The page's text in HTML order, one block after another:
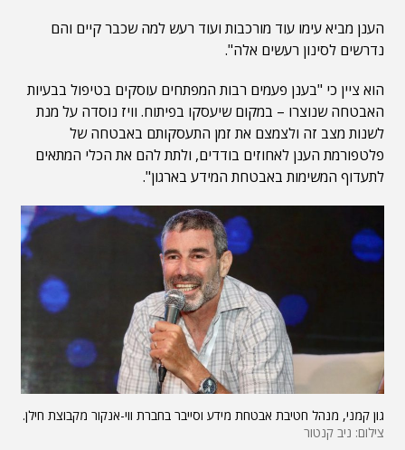
הענן מביא עימו עוד מורכבות ועוד רעש למה שכבר קיים והם
נדרשים לסינון רעשים אלה".
הוא ציין כי "בענן פעמים רבות המפתחים עוסקים בטיפול בבעיות
האבטחה שנוצרו – במקום שיעסקו בפיתוח. וויז נוסדה על מנת
לשנות מצב זה ולצמצם את זמן התעסקותם באבטחה של
פלטפורמת הענן לאחוזים בודדים, ולתת להם את הכלי המתאים
לתעדוף המשימות באבטחת המידע בארגון".
גון קמני, מנהל חטיבת אבטחת מידע וסייבר בחברת ווי-אנקור מקבוצת חילן.
צילום: ניב קנטור